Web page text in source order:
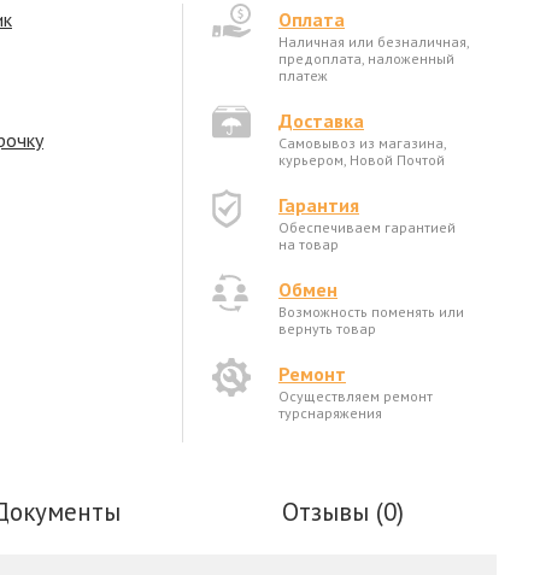
Оплата
Наличная или безналичная,
предоплата, наложенный
платеж
Доставка
Самовывоз из магазина,
курьером, Новой Почтой
Гарантия
Обеспечиваем гарантией
на товар
Обмен
Возможность поменять или
вернуть товар
Ремонт
Осуществляем ремонт
турснаряжения
Отзывы (0)